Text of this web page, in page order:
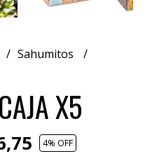
Sahumitos
X5
4% OFF